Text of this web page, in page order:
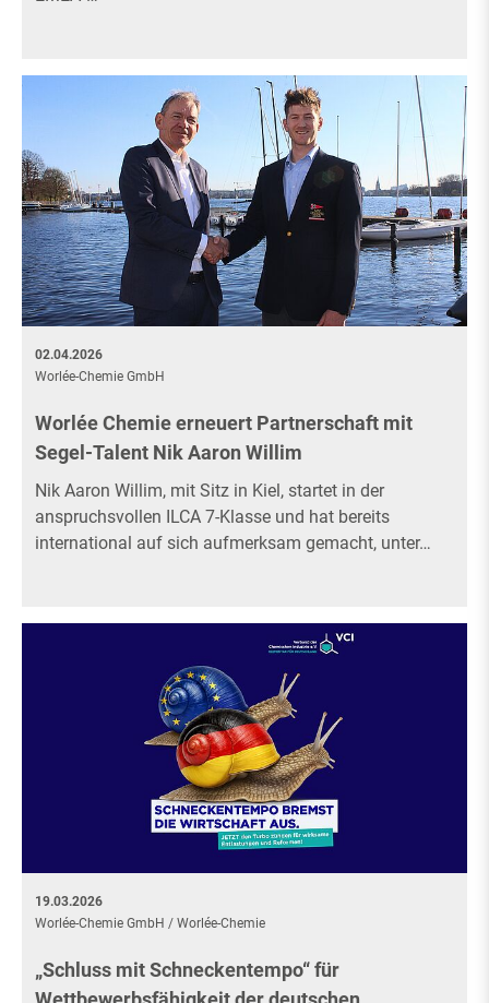
02.04.2026
Worlée-Chemie GmbH
Worlée Chemie erneuert Partnerschaft mit
Segel-Talent Nik Aaron Willim
Nik Aaron Willim, mit Sitz in Kiel, startet in der
anspruchsvollen ILCA 7-Klasse und hat bereits
international auf sich aufmerksam gemacht, unter…
19.03.2026
Worlée-Chemie GmbH / Worlée-Chemie
„Schluss mit Schneckentempo“ für